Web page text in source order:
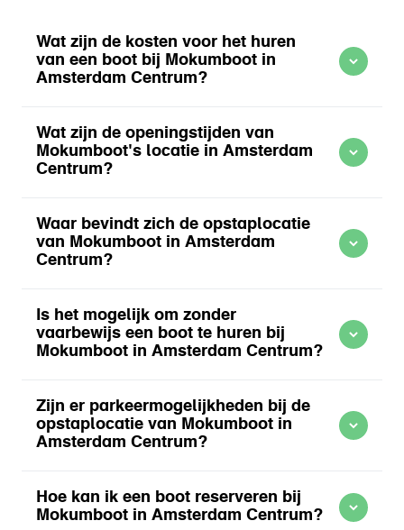
Wat zijn de kosten voor het huren
van een boot bij Mokumboot in
Amsterdam Centrum?
Meer informatie over Bootverhuur Amsterdam Centrum
Wat zijn de openingstijden van
Mokumboot's locatie in Amsterdam
Centrum?
website
Meer informatie over Bootverhuur Amsterdam Centrum
Waar bevindt zich de opstaplocatie
van Mokumboot in Amsterdam
Centrum?
Meer informatie over Bootverhuur Amsterdam Centrum
Is het mogelijk om zonder
vaarbewijs een boot te huren bij
Mokumboot in Amsterdam Centrum?
website
Zijn er parkeermogelijkheden bij de
opstaplocatie van Mokumboot in
Amsterdam Centrum?
Hoe kan ik een boot reserveren bij
Mokumboot in Amsterdam Centrum?